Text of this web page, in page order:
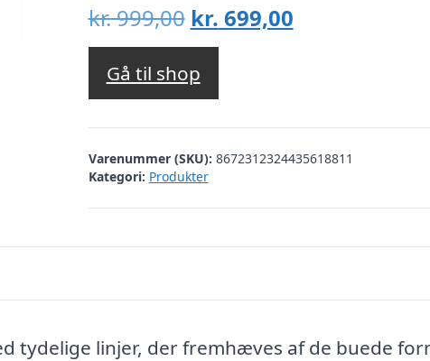
kr.999,00 Den
oprindelige
pris
var:
kr. 999,00.
kr. 699,00Den
kr. 699,00.
Gå til shop
Varenummer (SKU): 8672312324435618811
Kategori: Produkter
tydelige linjer, der fremhæves af de buede